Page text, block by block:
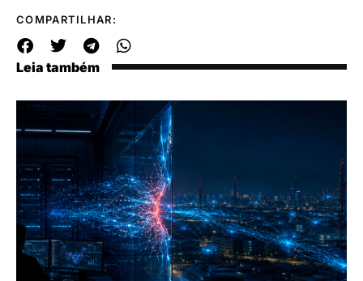
COMPARTILHAR:
Leia também